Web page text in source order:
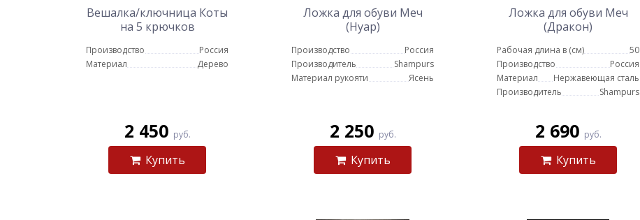
Вешалка/ключница Коты
на 5 крючков
Производство
Россия
Материал
Дерево
2 450 руб.
Купить
Ложка для обуви Меч
(Нуар)
Производство
Россия
Производитель
Shampurs
Материал рукояти
Ясень
2 250 руб.
Купить
Ложка для обуви Меч
(Дракон)
Рабочая длина в (см)
50
Производство
Россия
Материал
Нержавеющая сталь
Производитель
Shampurs
2 690 руб.
Купить